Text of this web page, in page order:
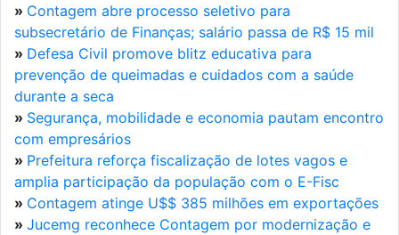
» Contagem abre processo seletivo para
subsecretário de Finanças; salário passa de R$ 15 mil
» Defesa Civil promove blitz educativa para
prevenção de queimadas e cuidados com a saúde
durante a seca
» Segurança, mobilidade e economia pautam encontro
com empresários
» Prefeitura reforça fiscalização de lotes vagos e
amplia participação da população com o E-Fisc
» Contagem atinge U$$ 385 milhões em exportações
» Jucemg reconhece Contagem por modernização e